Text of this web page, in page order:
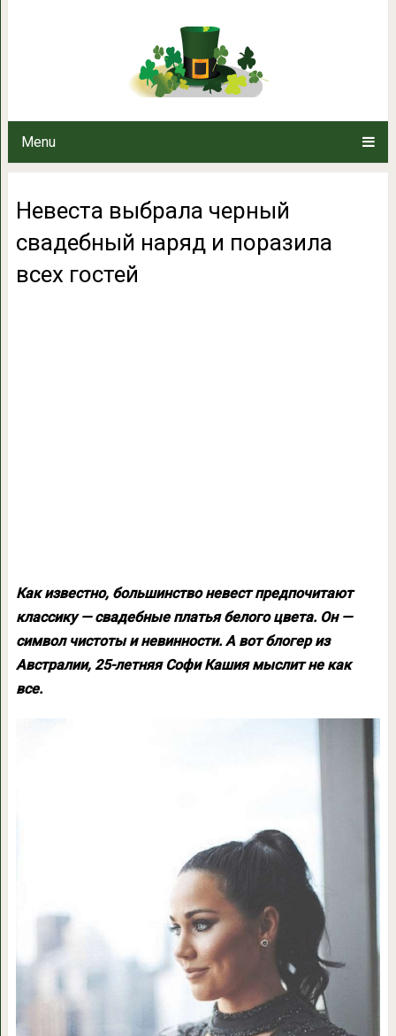
Menu
Невеста выбрала черный
Невеста выбрала черный
свадебный наряд и поразила
всех гостей
Как известно, большинство невест предпочитают
классику — свадебные платья белого цвета. Он —
символ чистоты и невинности. А вот блогер из
Австралии, 25-летняя Софи Кашия мыслит не как
все.